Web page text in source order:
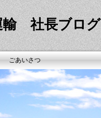
輸 社長ブログ
ごあいさつ